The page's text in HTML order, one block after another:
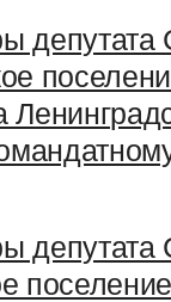
депутата
депутата